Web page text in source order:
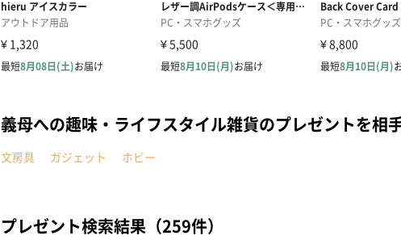
義母への趣味・ライフスタイル雑貨のプレゼントを相
文房具 ガジェット ホビー
プレゼント検索結果（259件）